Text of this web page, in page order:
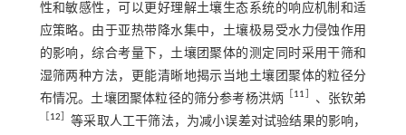
性和敏感性，可以更好理解土壤生态系统的响应机制和适
应策略。由于亚热带降水集中，土壤极易受水力侵蚀作用
的影响，综合考量下，土壤团聚体的测定同时采用干筛和
湿筛两种方法，更能清晰地揭示当地土壤团聚体的粒径分
布情况。土壤团聚体粒径的筛分参考杨洪炳
［11］ 、张钦弟
［12］等采取人工干筛法，为减小误差对试验结果的影响，